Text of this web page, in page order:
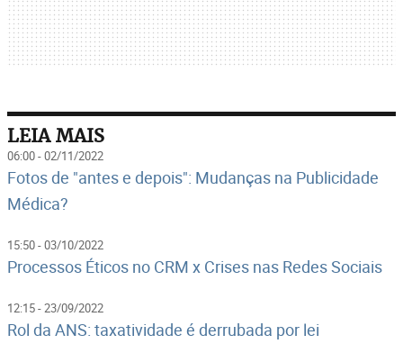
LEIA MAIS
06:00 - 02/11/2022
Fotos de "antes e depois": Mudanças na Publicidade
Médica?
15:50 - 03/10/2022
Processos Éticos no CRM x Crises nas Redes Sociais
12:15 - 23/09/2022
Rol da ANS: taxatividade é derrubada por lei